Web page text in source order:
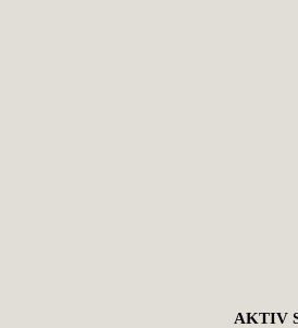
AKTIV